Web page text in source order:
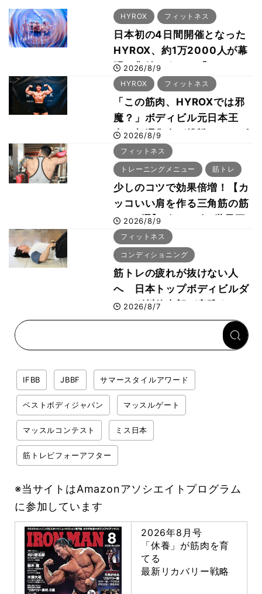
HYROX フィットネス
日本初の4日間開催となった
HYROX、約1万2000人が幕
張に集結 すでに「2028、
29年の大会も準備」
2026/8/9
HYROX フィットネス
「この筋肉、HYROXでは邪
魔？」ボディビル元日本王
者・相澤隼人が挑戦 バーピ
ーでは驚異の種目2位
2026/8/9
フィットネス
トレーニングメニュー 筋トレ
少しのコツで効果倍増！【カ
ッコいい肩を作る三角筋の筋
トレ6選】ボディビル世界王
者が解説！
2026/8/9
フィットネス
コンディショニング
筋トレの疲れが抜けない人
へ 日本トップボディビルダ
ー・刈川啓志郎が実践する
「回復習慣」
2026/8/7
IFBB JBBF サマースタイルアワード
ベストボディジャパン マッスルゲート
マッスルコンテスト ミス日本
筋トレビフォーアフター
※当サイトはAmazonアソシエイトプログラム
に参加しています
2026年8月号
「休養」が筋肉を育
てる
最新リカバリー戦略